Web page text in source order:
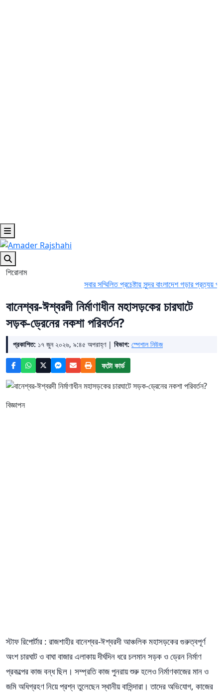
শিরোনাম
সবার সম্মিলিত প্রচেষ্টায় সুন্দর বাংলাদেশ গড়ার প্রত্যয়
বানেশ্বর-ঈশ্বরদী নির্মাণাধীন মহাসড়কের চারঘাটে
সড়ক-ড্রেনের নকশা পরিবর্তন?
প্রকাশিত: ১৭ জুন ২০২৬, ৯:৪৫ অপরাহ্ণ | বিভাগ: স্পেশাল নিউজ
ফটো কার্ড
বিজ্ঞাপন
স্টাফ রিপোর্টার : রাজশাহীর বানেশ্বর-ঈশ্বরদী আঞ্চলিক মহাসড়কের গুরুত্বপূর্ণ
অংশ চারঘাট ও বাঘা বাজার এলাকায় দীর্ঘদিন ধরে চলমান সড়ক ও ড্রেন নির্মাণ
প্রকল্পের কাজ বন্ধ ছিল। সম্প্রতি কাজ পুনরায় শুরু হলেও নির্মাণকাজের মান ও
জমি অধিগ্রহণ নিয়ে প্রশ্ন তুলেছেন স্থানীয় বাসিন্দারা। তাদের অভিযোগ, কাজের